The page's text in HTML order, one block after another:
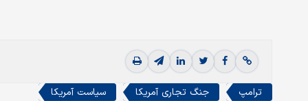
ترامپ جنگ تجاری آمریکا سیاست آمریکا